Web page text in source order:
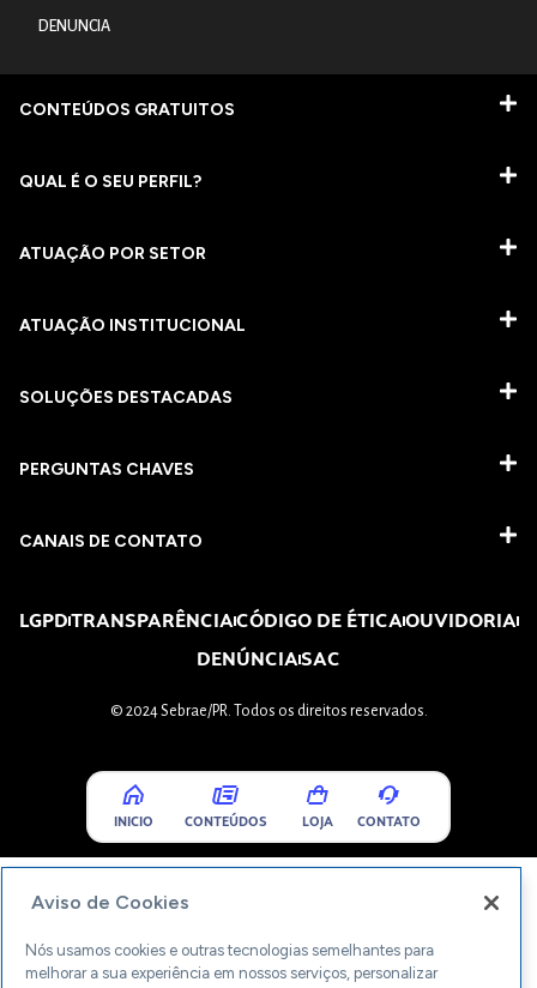
DENUNCIA
CONTEÚDOS GRATUITOS
QUAL É O SEU PERFIL?
ATUAÇÃO POR SETOR
ATUAÇÃO INSTITUCIONAL
SOLUÇÕES DESTACADAS
PERGUNTAS CHAVES​
CANAIS DE CONTATO
LGPDTRANSPARÊNCIACÓDIGO DE ÉTICAOUVIDORIA
DENÚNCIASAC
© 2024 Sebrae/PR. Todos os direitos reservados.
INICIO CONTEÚDOS LOJA CONTATO
Aviso de Cookies
Nós usamos cookies e outras tecnologias semelhantes para
melhorar a sua experiência em nossos serviços, personalizar